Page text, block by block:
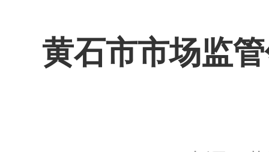
黄石市市场监